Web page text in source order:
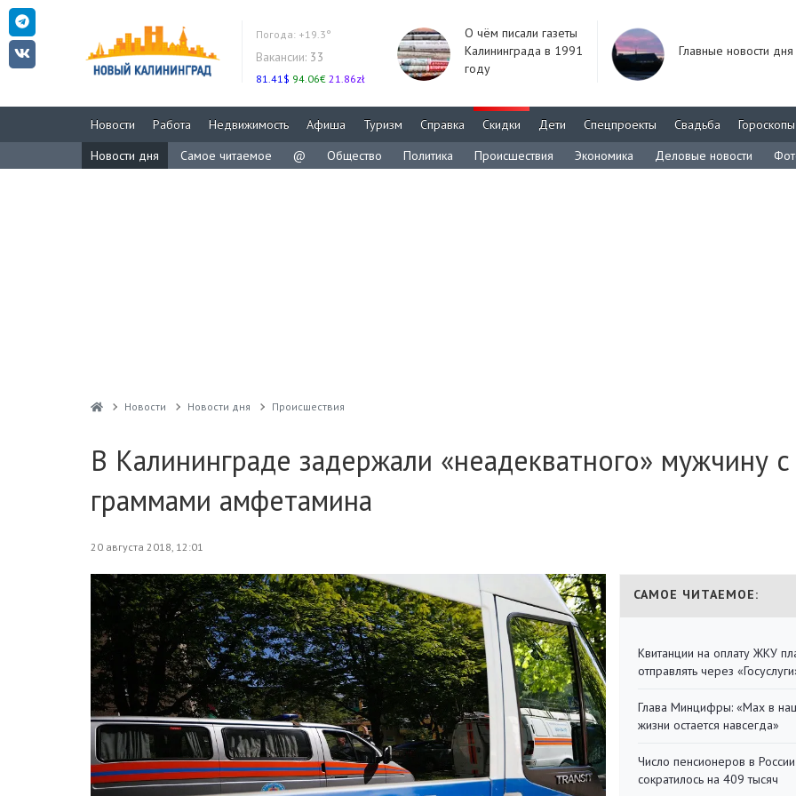
Погода: +19.3°
Вакансии: 33
81.41$ 94.06€ 21.86zł
О чём писали газеты
Калининграда в 1991
году
Главные новости дня
Новости Работа Недвижимость Афиша Туризм Справка Скидки Дети Спецпроекты Свадьба
Гороскопы
Новости дня
Самое читаемое @ Общество Политика Происшествия Экономика Деловые новости
Новости Новости дня Проиcшествия
В Калининграде задержали «неадекватного» мужчину
граммами амфетамина
20 августа 2018, 12:01
САМОЕ ЧИТАЕМОЕ:
Квитанции на оплату ЖКУ
отправлять через
Глава Минцифры: «Мах в
жизни остается навсегда»
Число пенсионеров в
сократилось на 409 тысяч